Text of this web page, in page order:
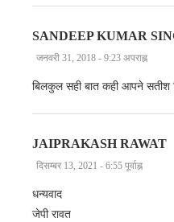
SANDEEP KUMAR
जनवरी 31, 2018 - 9:23 अपराह्न
बिलकुल सही बात कही आपने सतीश
JAIPRAKASH RAWAT
दिसम्बर 13, 2021 - 6:55 पूर्वाह्न
धन्यवाद
जेपी रावत